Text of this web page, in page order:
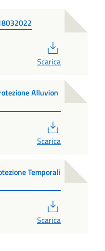
Scarica
Alluvion
Scarica
Temporali
Scarica